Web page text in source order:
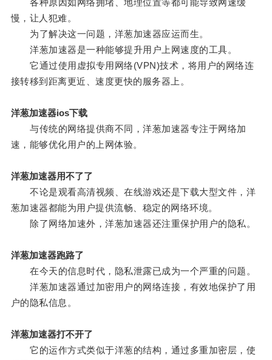
各种原因如网络拥堵、地理位置等都可能导致网速缓
慢，让人犯难。
为了解决这一问题，洋葱加速器应运而生。
洋葱加速器是一种能够提升用户上网速度的工具。
它通过使用虚拟专用网络(VPN)技术，将用户的网络连
接转移到距离更近、速度更快的服务器上。
洋葱加速器ios下载
与传统的网络提供商不同，洋葱加速器专注于网络加
速，能够优化用户的上网体验。
洋葱加速器用不了了
不论是观看高清视频、在线游戏还是下载大型文件，洋
葱加速器都能为用户提供流畅、稳定的网络环境。
除了网络加速外，洋葱加速器还注重保护用户的隐私。
洋葱加速器跑路了
在今天的信息时代，隐私泄露已成为一个严重的问题。
洋葱加速器通过加密用户的网络连接，有效地保护了用
户的隐私信息。
洋葱加速器打不开了
它的运作方式类似于洋葱的结构，通过多重加密层，使